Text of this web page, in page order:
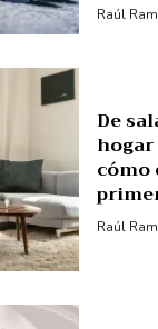
Raúl
De
cómo
Raúl